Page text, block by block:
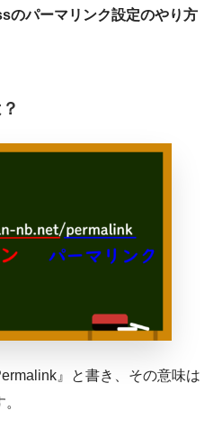
のパーマリンク設定のやり方
？
』と書き、その意味は